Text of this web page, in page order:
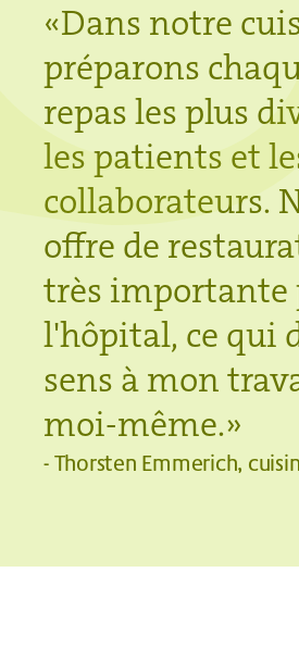
«Dans notre
préparons
repas les plus
les patients et
collaborateurs.
offre de
très importante
l'hôpital, ce qui
sens à mon
moi-même.»
- Thorsten Emmerich,